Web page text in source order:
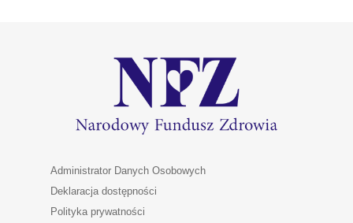
Administrator Danych Osobowych
Deklaracja dostępności
Polityka prywatności